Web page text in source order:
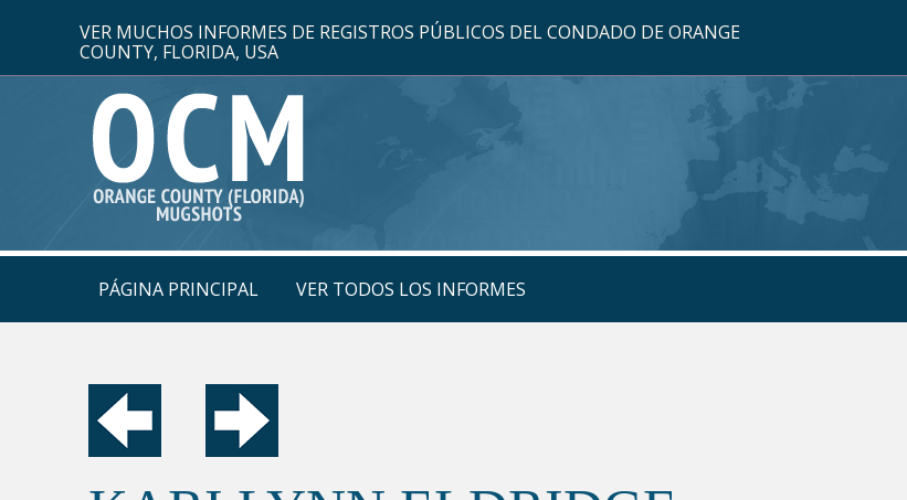
VER MUCHOS INFORMES DE REGISTROS PÚBLICOS DEL CONDADO DE ORANGE
COUNTY, FLORIDA, USA
PÁGINA PRINCIPAL VER TODOS LOS INFORMES